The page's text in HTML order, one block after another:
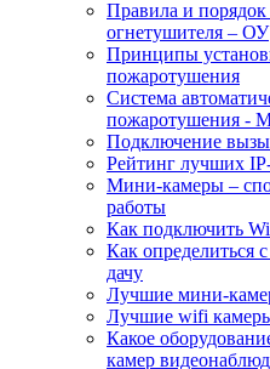
Правила и
огнетушителя – ОУ
Принципы
пожаротушения
Система
пожаротушения -
Подключение
Рейтинг лучших
Мини-камеры –
работы
Как подключить
Как определиться
дачу
Лучшие мини-
Лучшие wifi
Какое
камер